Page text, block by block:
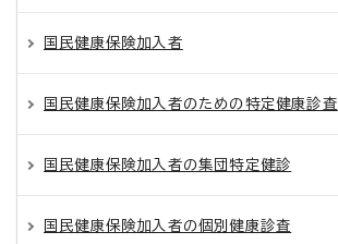
国民健康保険加入者
国民健康保険加入者のための特定健康診査
国民健康保険加入者の集団特定健診
国民健康保険加入者の個別健康診査